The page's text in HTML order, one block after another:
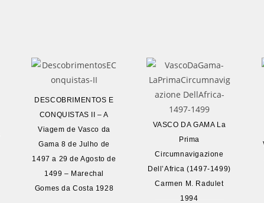
DESCOBRIMENTOS E
CONQUISTAS II – A
Viagem de Vasco da
Gama 8 de Julho de
1497 a 29 de Agosto de
1499 – Marechal
Gomes da Costa 1928
VASCO DA GAMA La
Prima
Circumnavigazione
Dell’Africa (1497-1499)
Carmen M. Radulet
1994